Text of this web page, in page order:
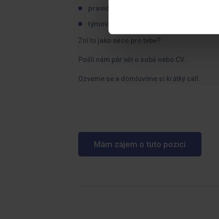
pravidelné vzdělávání,
týmové akce.
Zní to jako něco pro tebe?
Pošli nám pár vět o sobě nebo CV.
Ozveme se a domluvíme si krátký call.
Mám zájem o tuto pozici